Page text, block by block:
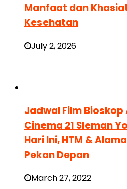
Manfaat dan
Kesehatan
July 2, 2026
Jadwal Film
Cinema 21 Sleman
Hari Ini, HTM &
Pekan Depan
March 27, 2022